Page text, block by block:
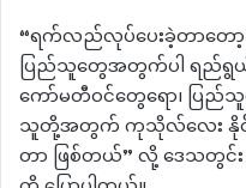
“ရက်လည်လုပ်ပေးခဲ့တာတော့
ပြည်သူတွေအတွက်ပါ ရည်ရွယ်
ကော်မတီဝင်တွေရော၊ ပြ
သူတို့အတွက် ကုသိုလ်လေး နိုင်
တာ ဖြစ်တယ်” လို့ ဒေသတွင်